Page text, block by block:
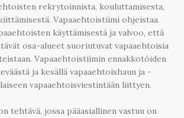
rekrytoinnista, kouluttamisesta,
Vapaaehtoistiimi ohjeistaa
käyttämisestä ja valvoo, että
osa-alueet suoriutuvat vapaaehtoisia
Vapaaehtoistiimin ennakkotöiden
ja kesällä vapaaehtoishaun ja -
vapaaehtoisviestintään liittyen.
tehtävä, jossa pääasiallinen vastuu on